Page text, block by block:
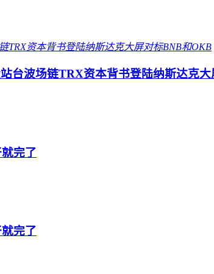
台波场链TRX资本背书登陆纳斯达克
完了
完了